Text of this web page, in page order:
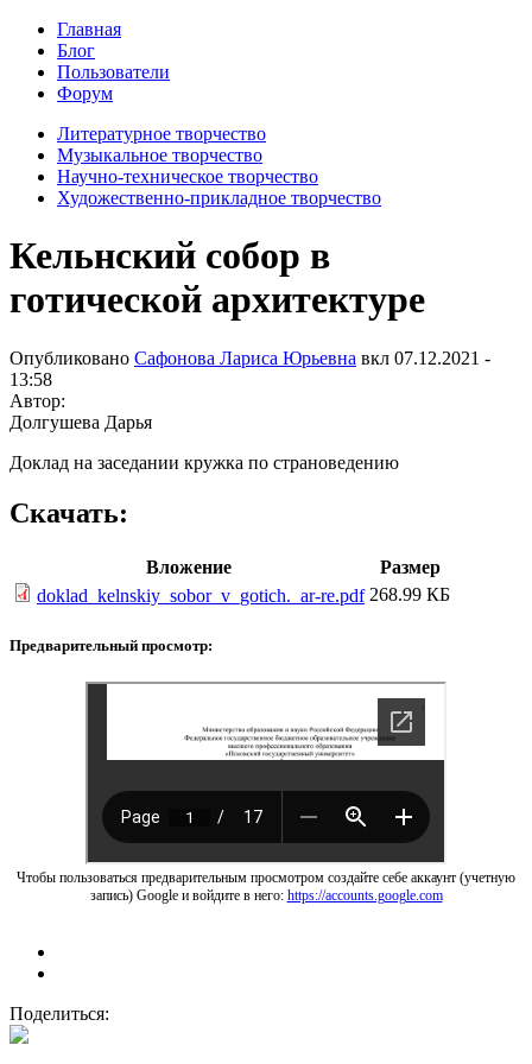
Главная
Блог
Пользователи
Форум
Литературное творчество
Музыкальное творчество
Научно-техническое творчество
Художественно-прикладное творчество
Кельнский собор в
готической архитектуре
Опубликовано Сафонова Лариса Юрьевна вкл 07.12.2021 -
13:58
Автор:
Долгушева Дарья
Доклад на заседании кружка по страноведению
Скачать:
Вложение
Размер
doklad_kelnskiy_sobor_v_gotich._ar-re.pdf 268.99 КБ
Предварительный просмотр:
Чтобы пользоваться предварительным просмотром создайте себе аккаунт (учетную
запись) Google и войдите в него: https://accounts.google.com
Поделиться: